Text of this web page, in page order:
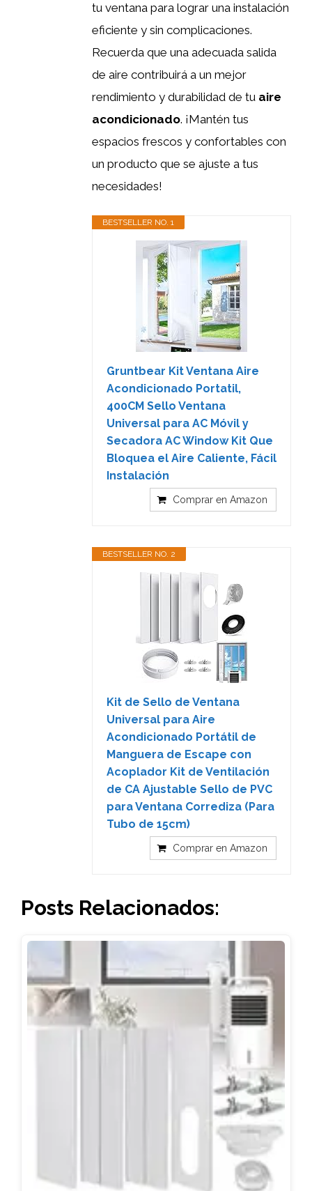
tu ventana para lograr una instalación
eficiente y sin complicaciones.
Recuerda que una adecuada salida
de aire contribuirá a un mejor
rendimiento y durabilidad de tu aire
acondicionado. ¡Mantén tus
espacios frescos y confortables con
un producto que se ajuste a tus
necesidades!
BESTSELLER NO. 1
Gruntbear Kit Ventana Aire
Acondicionado Portatil,
400CM Sello Ventana
Universal para AC Móvil y
Secadora AC Window Kit Que
Bloquea el Aire Caliente, Fácil
Instalación
Comprar en Amazon
BESTSELLER NO. 2
Kit de Sello de Ventana
Universal para Aire
Acondicionado Portátil de
Manguera de Escape con
Acoplador Kit de Ventilación
de CA Ajustable Sello de PVC
para Ventana Corrediza (Para
Tubo de 15cm)
Comprar en Amazon
Posts Relacionados: